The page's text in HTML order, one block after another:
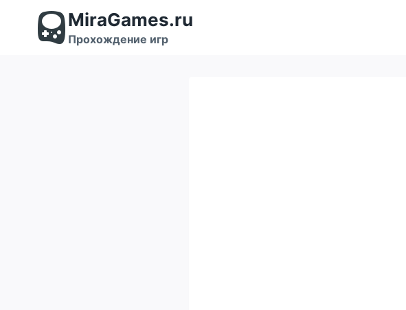
содержимому
MiraGames.ru
Прохождение игр